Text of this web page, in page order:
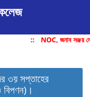
:: NOC, জনাব সঞ্জয়
৩য় সপ্তাহের
বিপণন)।